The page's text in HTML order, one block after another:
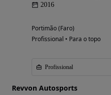
2016
Portimão (Faro)
Profissional • Para o topo
Profissional
Revvon Autosports